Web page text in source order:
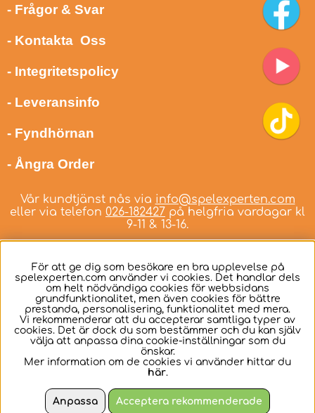
- Frågor & Svar
- Kontakta Oss
- Integritetspolicy
- Leveransinfo
- Fyndhörnan
- Ångra Order
Vår kundtjänst nås via info@spelexperten.com
eller via telefon 026-182427 på helgfria vardagar kl
9-11 & 13-16.
Svenska
För att ge dig som besökare en bra upplevelse på
spelexperten.com använder vi cookies. Det handlar dels
om helt nödvändiga cookies för webbsidans
grundfunktionalitet, men även cookies för bättre
prestanda, personalisering, funktionalitet med mera.
Vi rekommenderar att du accepterar samtliga typer av
cookies. Det är dock du som bestämmer och du kan själv
välja att anpassa dina cookie-inställningar som du
önskar.
Mer information om de cookies vi använder hittar du
här.
Anpassa Acceptera rekommenderade